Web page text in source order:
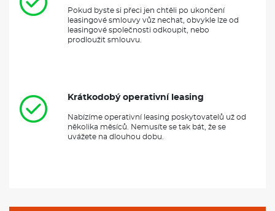
Pokud byste si přeci jen chtěli po ukončení
leasingové smlouvy vůz nechat, obvykle lze od
leasingové společnosti odkoupit, nebo
prodloužit smlouvu.
Krátkodobý operativní leasing
Nabízíme operativní leasing poskytovatelů už od
několika měsíců. Nemusíte se tak bát, že se
uvážete na dlouhou dobu.